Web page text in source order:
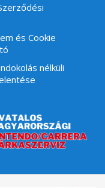
és Cookie
nélküli